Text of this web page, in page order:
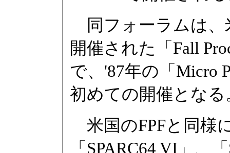
同フォーラムは、
開催された「Fall
で、'87年の「Micro
初めての開催となる
米国のFPFと同様
「SPARC64 VI」、